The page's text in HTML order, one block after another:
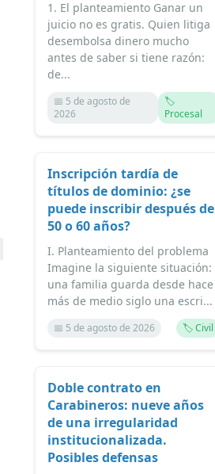
1. El planteamiento Ganar un
juicio no es gratis. Quien litiga
desembolsa dinero mucho
antes de saber si tiene razón:
de...
📅 5 de agosto de
2026
🏷️
Procesal
Inscripción tardía de
títulos de dominio: ¿se
puede inscribir después de
50 o 60 años?
I. Planteamiento del problema
Imagine la siguiente situación:
una familia guarda desde hace
más de medio siglo una escri...
📅 5 de agosto de 2026 🏷️ Civil
Doble contrato en
Carabineros: nueve años
de una irregularidad
institucionalizada.
Posibles defensas